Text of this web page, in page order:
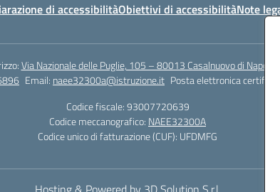
di accessibilitàObiettivi di accessibilitàNote
Via Nazionale delle Puglie, 105 – 80013 Casalnuovo di Napoli
Email: naee32300a@istruzione.it Posta elettronica
Codice fiscale: 93007720639
Codice meccanografico: NAEE32300A
Codice unico di fatturazione (CUF): UFDMFG